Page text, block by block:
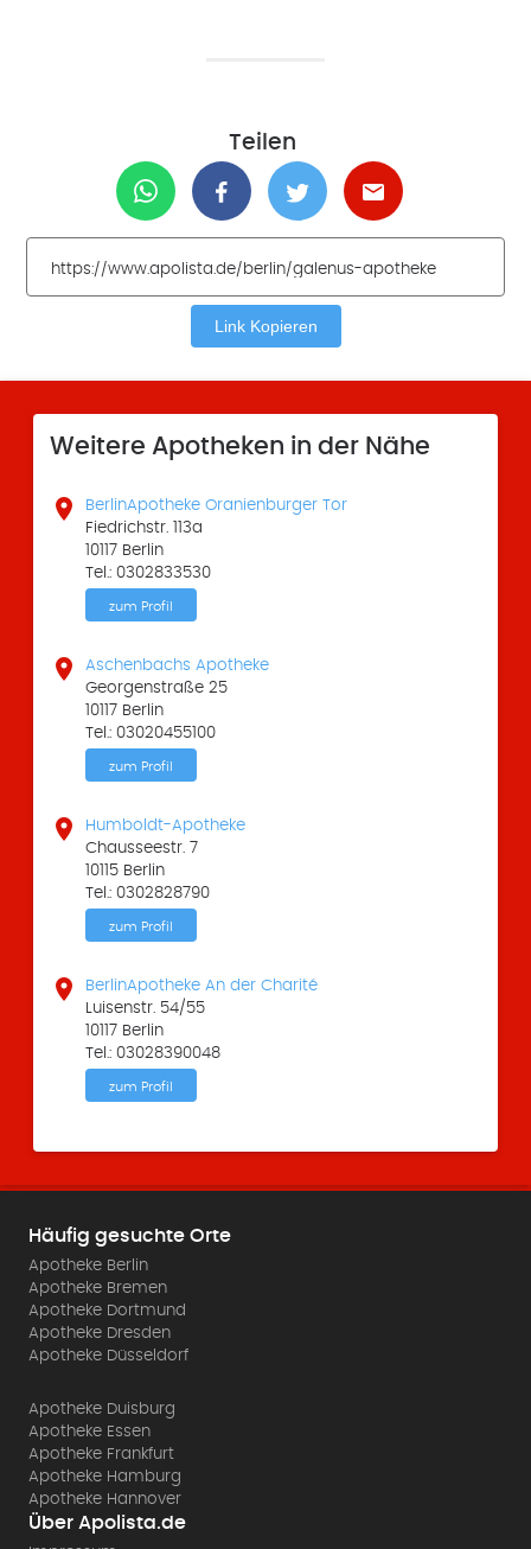
Teilen
Link Kopieren
Weitere Apotheken in der Nähe

BerlinApotheke Oranienburger Tor
Fiedrichstr. 113a
10117 Berlin
Tel.: 0302833530
zum Profil

Aschenbachs Apotheke
Georgenstraße 25
10117 Berlin
Tel.: 03020455100
zum Profil

Humboldt-Apotheke
Chausseestr. 7
10115 Berlin
Tel.: 0302828790
zum Profil

BerlinApotheke An der Charité
Luisenstr. 54/55
10117 Berlin
Tel.: 03028390048
zum Profil
Häufig gesuchte Orte
Apotheke Berlin
Apotheke Bremen
Apotheke Dortmund
Apotheke Dresden
Apotheke Düsseldorf
Apotheke Duisburg
Apotheke Essen
Apotheke Frankfurt
Apotheke Hamburg
Apotheke Hannover
Über Apolista.de